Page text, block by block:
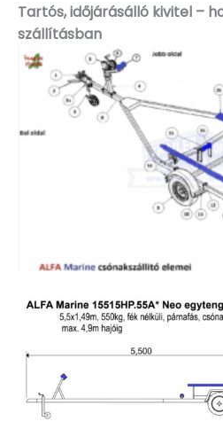
Tartós, időjárásálló kivitel –
szállításban